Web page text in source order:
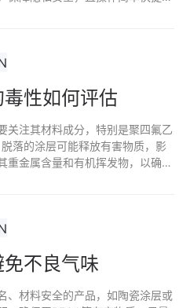
性如何评估
关注其材料成分，特别是聚四氟乙
落的涂层可能释放有害物质，影
重金属含量和有机挥发物，以确定
不良气味
、材料安全的产品，如陶瓷涂层或